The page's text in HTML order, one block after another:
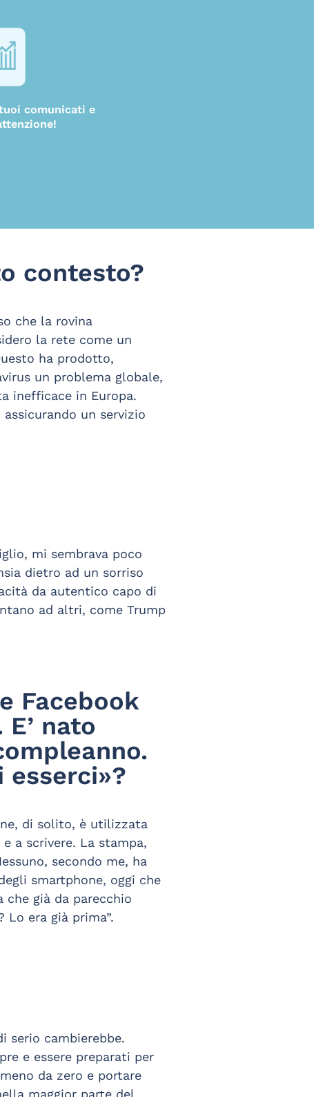
comunicati e
contesto?
che la rovina
la rete come un
ha prodotto,
un problema globale,
inefficace in Europa.
un servizio
mi sembrava poco
dietro ad un sorriso
da autentico capo di
ad altri, come Trump
Facebook
nato
di solito, è utilizzata
a scrivere. La stampa,
secondo me, ha
smartphone, oggi che
che già da parecchio
era già prima”.
serio cambierebbe.
e essere preparati per
da zero e portare
maggior parte del